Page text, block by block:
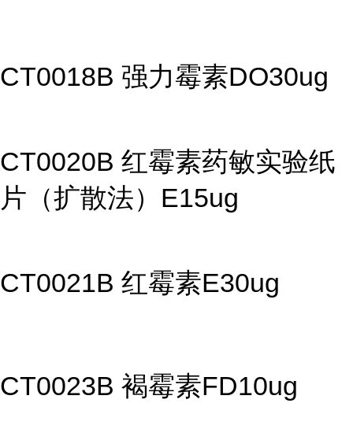
CT0018B 强力霉素DO30ug
CT0020B 红霉素药敏实验纸
片（扩散法）E15ug
CT0021B 红霉素E30ug
CT0023B 褐霉素FD10ug